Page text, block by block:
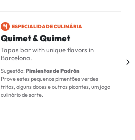
ESPECIALIDADE CULINÁRIA
Quimet & Quimet
Tapas bar with unique flavors in
Barcelona.
Sugestão: Pimientos de Padrón
Prove estes pequenos pimentões verdes
fritos, alguns doces e outros picantes, um jogo
culinário de sorte.